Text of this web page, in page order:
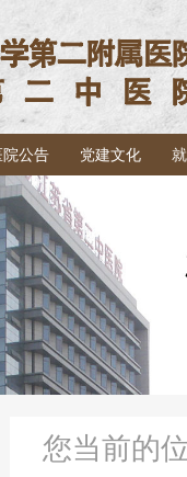
院公告 党建文化
您当前的